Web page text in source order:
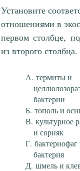
Установите
отношениями в
первом столбце,
из второго столбца.
термиты и
бактерии
тополь и
культурное
и сорняк
бактериофаг
бактерия
шмель и